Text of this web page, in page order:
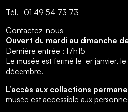
Tél. : 01 49 54 73 73
Contactez-nous
Ouvert du mardi au dimanche
Dernière entrée : 17h15
Le musée est fermé le 1er janvier,
décembre.
L’accès aux collections
musée est accessible aux